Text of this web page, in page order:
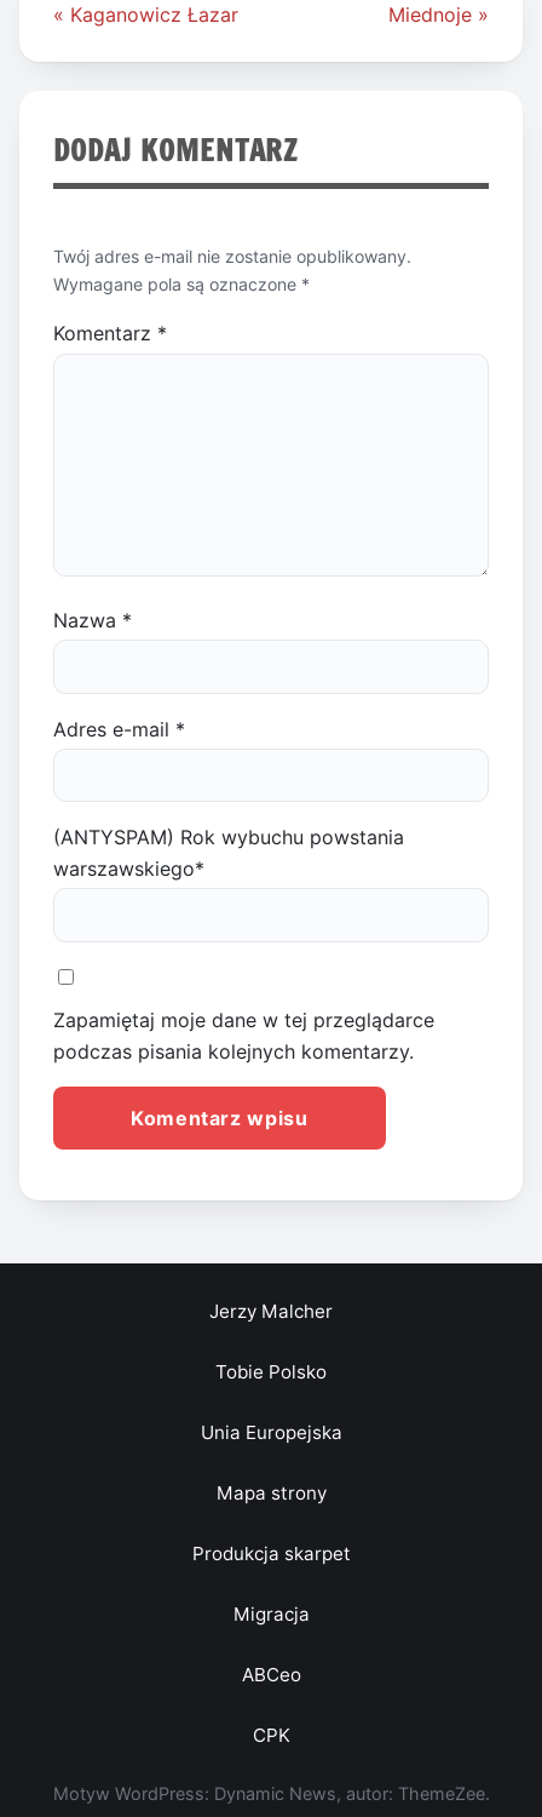
Nawigacja
« Kaganowicz Łazar Miednoje »
DODAJ KOMENTARZ
Twój adres e-mail nie zostanie opublikowany.
Wymagane pola są oznaczone *
Komentarz *
Nazwa *
Adres e-mail *
(ANTYSPAM) Rok wybuchu powstania
warszawskiego*
Zapamiętaj moje dane w tej przeglądarce
podczas pisania kolejnych komentarzy.
Jerzy Malcher
Tobie Polsko
Unia Europejska
Mapa strony
Produkcja skarpet
Migracja
ABCeo
CPK
Motyw WordPress: Dynamic News, autor: ThemeZee.